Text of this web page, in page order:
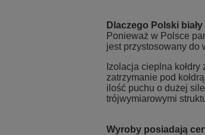
Dlaczego Polski
Ponieważ w Polsce
jest przystosowany do
Izolacja cieplna
zatrzymanie pod
ilość puchu o dużej
trójwymiarowymi
Wyroby posiadają